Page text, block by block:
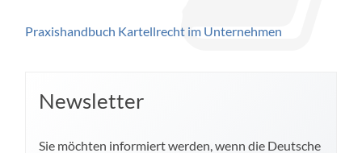
Praxishandbuch Kartellrecht im Unternehmen
Newsletter
Sie möchten informiert werden, wenn die Deutsche